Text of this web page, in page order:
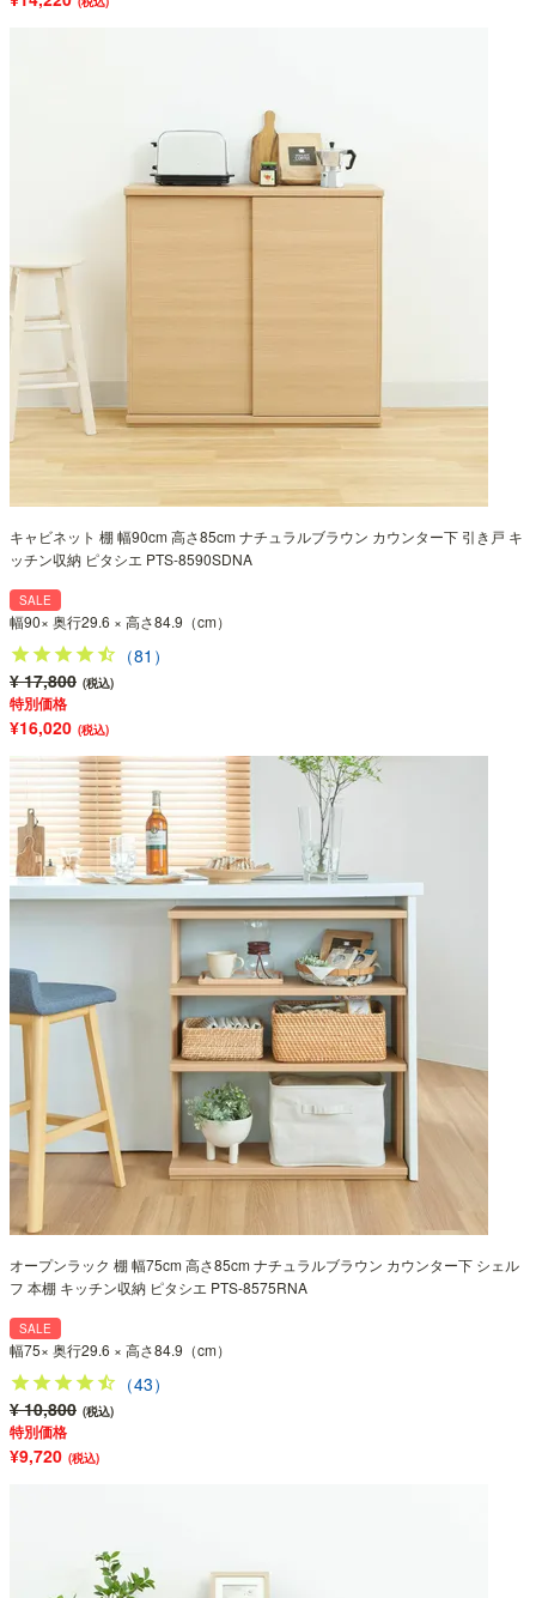
キャビネット 棚 幅90cm 高さ85cm ナチュラルブラウン カウンター下 引き戸 キ
ッチン収納 ピタシエ PTS-8590SDNA
SALE
幅90× 奥行29.6 × 高さ84.9（cm）
（81）
¥ 17,800 (税込)
特別価格
¥16,020 (税込)
オープンラック 棚 幅75cm 高さ85cm ナチュラルブラウン カウンター下 シェル
フ 本棚 キッチン収納 ピタシエ PTS-8575RNA
SALE
幅75× 奥行29.6 × 高さ84.9（cm）
（43）
¥ 10,800 (税込)
特別価格
¥9,720 (税込)